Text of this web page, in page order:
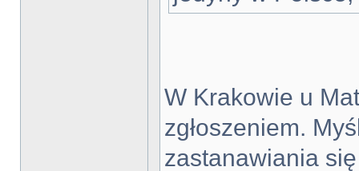
W Krakowie u
zgłoszeniem.
zastanawiania